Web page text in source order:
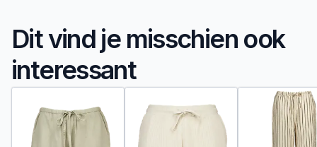
Dit vind je misschien ook
interessant